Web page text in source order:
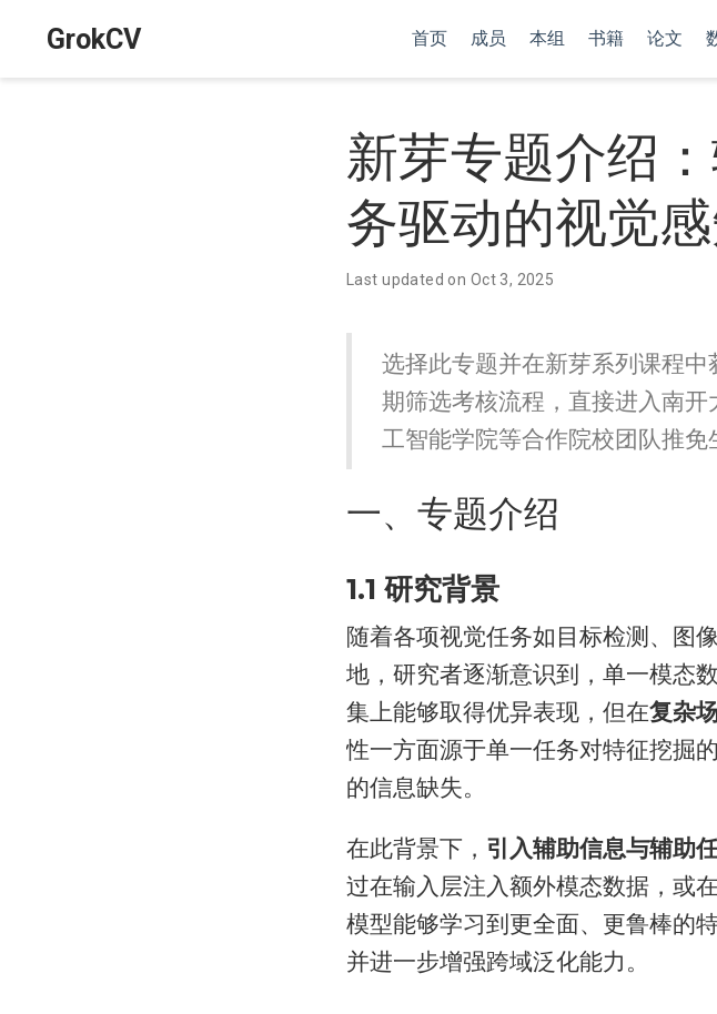
GrokCV 首页 成员 本组 书籍 论文
新芽专题介绍
务驱动的视觉
Last updated on Oct 3, 2025
选择此专题并在新芽系列课程
期筛选考核流程，直接进入南开
工智能学院等合作院校团队推免
一、专题介绍
1.1 研究背景
随着各项视觉任务如目标检测、图
地，研究者逐渐意识到，单一模态
集上能够取得优异表现，但在复杂
性一方面源于单一任务对特征挖掘
的信息缺失。
在此背景下， 引入辅助信息与辅助
过在输入层注入额外模态数据，或
模型能够学习到更全面、更鲁棒的
并进一步增强跨域泛化能力。